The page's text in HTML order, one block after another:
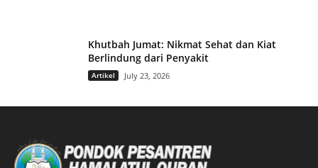
Khutbah Jumat: Nikmat Sehat dan Kiat
Berlindung dari Penyakit
Artikel July 23, 2026